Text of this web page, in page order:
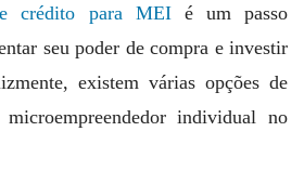
crédito para MEIé um passo
seu poder de compra e investir
existem várias opções de
individual no